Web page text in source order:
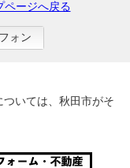
ページへ戻る
ォン
いては、秋田市がそ